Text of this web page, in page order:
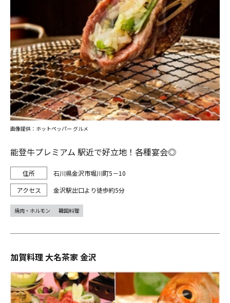
能登牛プレミアム 駅近で好立地！各種宴会◎
石川県金沢市堀川町5－10
金沢駅出口より徒歩約5分
画像提供：ホットペッパー グルメ
焼肉・ホルモン 韓国料理
加賀料理 大名茶家 金沢